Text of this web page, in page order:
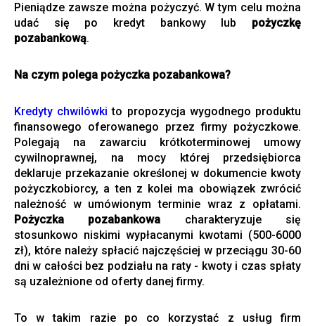
Pieniądze zawsze można pożyczyć. W tym celu można
udać się po kredyt bankowy lub pożyczkę
pozabankową.
Na czym polega pożyczka pozabankowa?
Kredyty chwilówki to propozycja wygodnego produktu
finansowego oferowanego przez firmy pożyczkowe.
Polegają na zawarciu krótkoterminowej umowy
cywilnoprawnej, na mocy której przedsiębiorca
deklaruje przekazanie określonej w dokumencie kwoty
pożyczkobiorcy, a ten z kolei ma obowiązek zwrócić
należność w umówionym terminie wraz z opłatami.
Pożyczka pozabankowa charakteryzuje się
stosunkowo niskimi wypłacanymi kwotami (500-6000
zł), które należy spłacić najczęściej w przeciągu 30-60
dni w całości bez podziału na raty - kwoty i czas spłaty
są uzależnione od oferty danej firmy.
To w takim razie po co korzystać z usług firm